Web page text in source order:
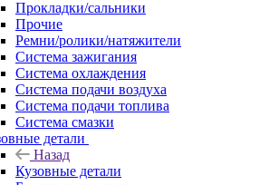
Прокладки/сальники
Прочие
Ремни/ролики/натяжители
Система зажигания
Система охлаждения
Система подачи воздуха
Система подачи топлива
Система смазки
детали
Назад
Кузовные детали